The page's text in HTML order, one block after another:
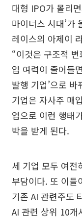
대형 IPO가 몰리
마이너스 시대’가
레이스의 아제이
“이것은 구조적
입 여력이 줄어들
발행 기업’으로
기업은 자사주 매
업으로 이런 행태
박을 받게 된다.
세 기업 모두 여전
부담이다. 또 이들
기존 AI 관련주도
AI 관련 상위 10